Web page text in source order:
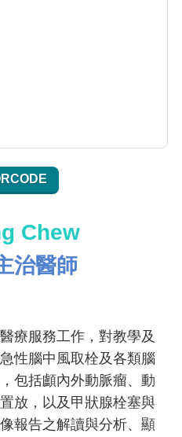
Chew
治醫師
療服務工作，對教學及
性腦中風取栓及各類腦
包括顱內外動脈瘤、動
放，以及甲狀腺栓塞與
報告之解讀與分析、顯